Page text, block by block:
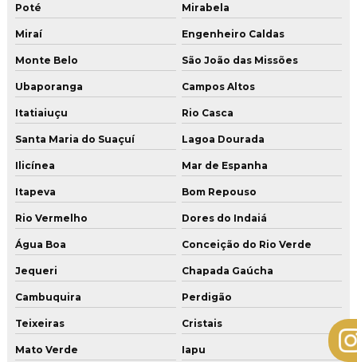
Poté Mirabela
Miraí Engenheiro Caldas
Monte Belo São João das Missões
Ubaporanga Campos Altos
Itatiaiuçu Rio Casca
Santa Maria do Suaçuí Lagoa Dourada
Ilicínea Mar de Espanha
Itapeva Bom Repouso
Rio Vermelho Dores do Indaiá
Água Boa Conceição do Rio Verde
Jequeri Chapada Gaúcha
Cambuquira Perdigão
Teixeiras Cristais
Mato Verde Iapu